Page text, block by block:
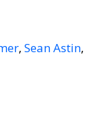
, Sean Astin,